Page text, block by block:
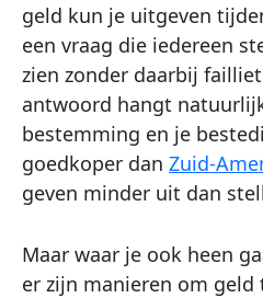
geld kun je uitgeven
een vraag die iedereen
zien zonder daarbij
antwoord hangt
bestemming en je
goedkoper dan Zuid-
geven minder uit dan
Maar waar je ook heen
er zijn manieren om geld